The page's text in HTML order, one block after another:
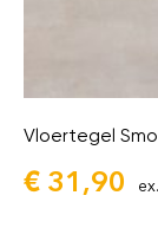
Vloertegel
€ 31,90